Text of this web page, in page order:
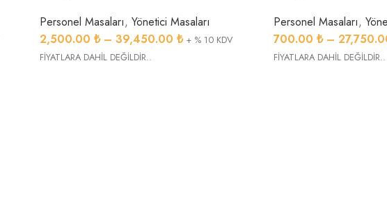
Personel Masaları, Yönetici Masaları
2,500.00 ₺ – 39,450.00 ₺ + % 10 KDV
FİYATLARA DAHİL DEĞİLDİR..
Personel Masaları,
700.00 ₺ –
FİYATLARA DAHİL DEĞİLDİR..